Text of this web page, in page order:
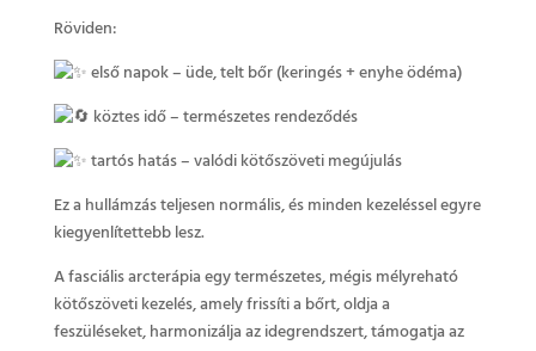
Röviden:
első napok – üde, telt bőr (keringés + enyhe ödéma)
köztes idő – természetes rendeződés
tartós hatás – valódi kötőszöveti megújulás
Ez a hullámzás teljesen normális, és minden kezeléssel egyre
kiegyenlítettebb lesz.
A fasciális arcterápia egy természetes, mégis mélyreható
kötőszöveti kezelés, amely frissíti a bőrt, oldja a
feszüléseket, harmonizálja az idegrendszert, támogatja az